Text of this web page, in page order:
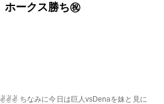
ホークス勝ち㊗
ちなみに今日は巨人vsDenaを妹と見に